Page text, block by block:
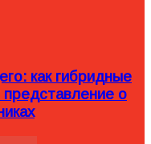
как гибридные
о